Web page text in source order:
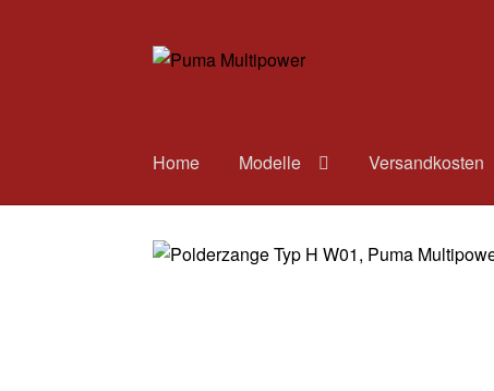
Zur
Zum
Home Modelle Versandkosten